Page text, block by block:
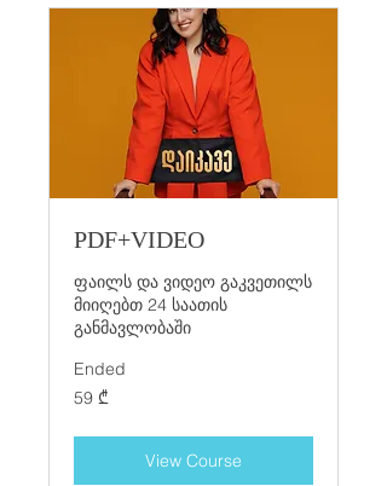
PDF+VIDEO
ფაილს და ვიდეო გაკვეთილს
მიიღებთ 24 საათის
განმავლობაში
Ended
59
ქართული
59 ₾
View Course